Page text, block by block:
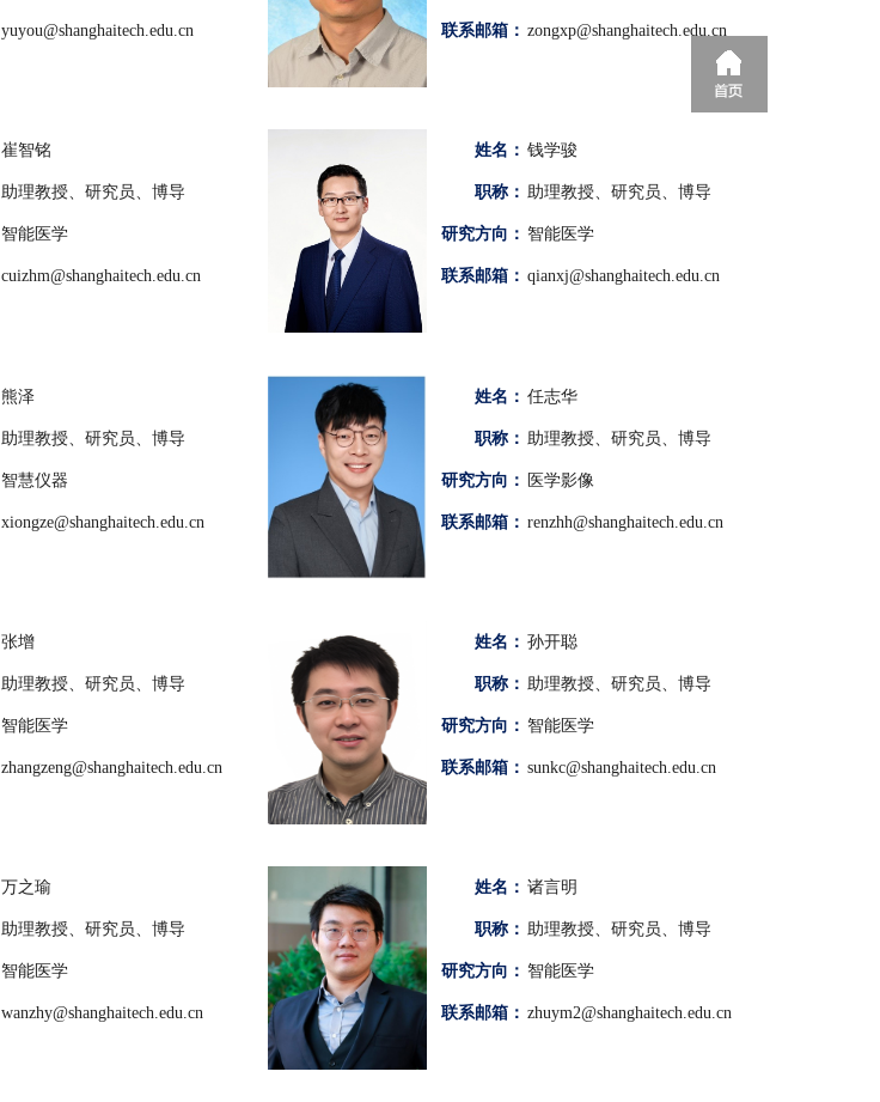
yuyou@shanghaitech.edu.cn 联系邮箱： zongxp@shanghaitech.edu.cn
崔智铭
助理教授、研究员、博导
智能医学
cuizhm@shanghaitech.edu.cn
姓名： 钱学骏
职称： 助理教授、研究员、博导
研究方向： 智能医学
联系邮箱： qianxj@shanghaitech.edu.cn
熊泽
助理教授、研究员、博导
智慧仪器
xiongze@shanghaitech.edu.cn
姓名： 任志华
职称： 助理教授、研究员、博导
研究方向： 医学影像
联系邮箱： renzhh@shanghaitech.edu.cn
张增
助理教授、研究员、博导
智能医学
zhangzeng@shanghaitech.edu.cn
姓名： 孙开聪
职称： 助理教授、研究员、博导
研究方向： 智能医学
联系邮箱： sunkc@shanghaitech.edu.cn
万之瑜
助理教授、研究员、博导
智能医学
wanzhy@shanghaitech.edu.cn
姓名： 诸言明
职称： 助理教授、研究员、博导
研究方向： 智能医学
联系邮箱： zhuym2@shanghaitech.edu.cn